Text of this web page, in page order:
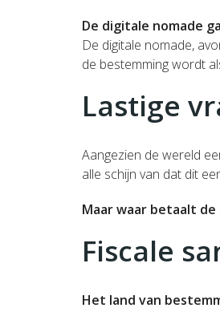
De digitale nomade
De digitale nomade,
de bestemming wordt
Lastige
Aangezien de wereld
alle schijn van dat dit
Maar waar betaalt
Fiscale
Het land van